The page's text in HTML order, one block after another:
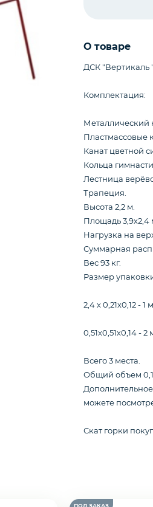
О товаре
ДСК "Вертикаль
Комплектация:
Металлический
Пластмассовые
Канат цветной
Кольца
Лестница
Трапеция.
Высота 2,2 м.
Площадь 3,9х2,4
Нагрузка на
Суммарная
Вес 93 кг.
Размер
2,4 х 0,21х0,12 - 1
0,51х0,51х0,14 - 2
Всего 3 места.
Общий объем
можете
Скат горки